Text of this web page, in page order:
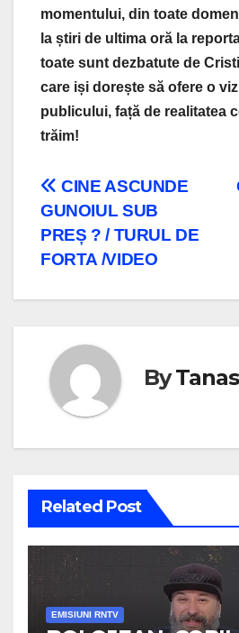
momentului, din toate
la știri de ultima oră la
toate sunt dezbatute de
care iși dorește să ofere o
publicului, față de realitatea
trăim!
Navigare
în
articole
CINE ASCUNDE
GUNOIUL SUB
PREȘ ? / TURUL DE
FORTA /VIDEO
By
Related Post
EMISIUNI RNTV